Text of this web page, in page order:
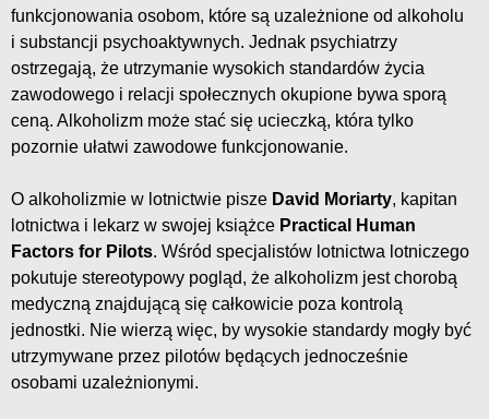
funkcjonowania osobom, które są uzależnione od alkoholu
i substancji psychoaktywnych. Jednak psychiatrzy
ostrzegają, że utrzymanie wysokich standardów życia
zawodowego i relacji społecznych okupione bywa sporą
ceną. Alkoholizm może stać się ucieczką, która tylko
pozornie ułatwi zawodowe funkcjonowanie.
O alkoholizmie w lotnictwie pisze David Moriarty, kapitan
lotnictwa i lekarz w swojej książce Practical Human
Factors for Pilots. Wśród specjalistów lotnictwa lotniczego
pokutuje stereotypowy pogląd, że alkoholizm jest chorobą
medyczną znajdującą się całkowicie poza kontrolą
jednostki. Nie wierzą więc, by wysokie standardy mogły być
utrzymywane przez pilotów będących jednocześnie
osobami uzależnionymi.